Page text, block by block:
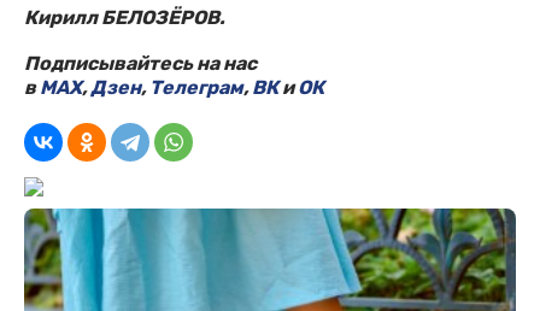
Кирилл БЕЛОЗЁРОВ.
Подписывайтесь на нас
вMAX,Дзен, Телеграм,ВКиОК